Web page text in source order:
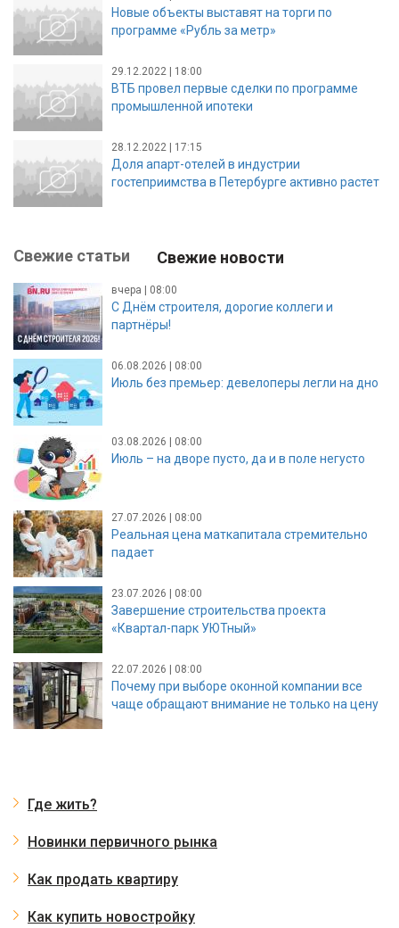
Новые объекты выставят на торги по
программе «Рубль за метр»
29.12.2022 | 18:00
ВТБ провел первые сделки по программе
промышленной ипотеки
28.12.2022 | 17:15
Доля апарт-отелей в индустрии
гостеприимства в Петербурге активно растет
Свежие статьи Свежие новости
вчера | 08:00
С Днём строителя, дорогие коллеги и
партнёры!
06.08.2026 | 08:00
Июль без премьер: девелоперы легли на дно
03.08.2026 | 08:00
Июль – на дворе пусто, да и в поле негусто
27.07.2026 | 08:00
Реальная цена маткапитала стремительно
падает
23.07.2026 | 08:00
Завершение строительства проекта
«Квартал-парк УЮТный»
22.07.2026 | 08:00
Почему при выборе оконной компании все
чаще обращают внимание не только на цену
Где жить?
Новинки первичного рынка
Как продать квартиру
Как купить новостройку